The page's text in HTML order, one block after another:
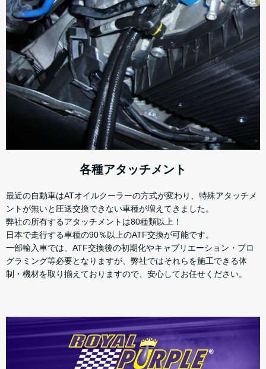
各種アタッチメント
最近の自動車はATオイルクーラーの方式が変わり、特殊アタッチメ
ントが無いと圧送交換できない車種が増えてきました。
弊社の所有するアタッチメントは80種類以上！
日本で走行する車種の90％以上のATF交換が可能です。
一部輸入車では、ATF交換後の初期化やキャブリエーション・プロ
グラミング等必要となりますが、弊社ではそれらを施工できる体
制・機材を取り揃えておりますので、安心してお任せください。